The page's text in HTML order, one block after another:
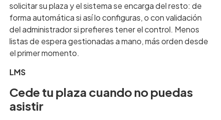
solicitar su plaza y el sistema se encarga del resto: de
forma automática si así lo configuras, o con validación
del administrador si prefieres tener el control. Menos
listas de espera gestionadas a mano, más orden desde
el primer momento.
LMS
Cede tu plaza cuando no puedas
asistir